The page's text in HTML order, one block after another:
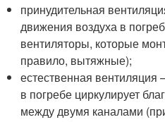
принудительная
движения воздуха в
вентиляторы, которые
правило, вытяжные);
естественная вентиляция
в погребе циркулирует
между двумя каналами